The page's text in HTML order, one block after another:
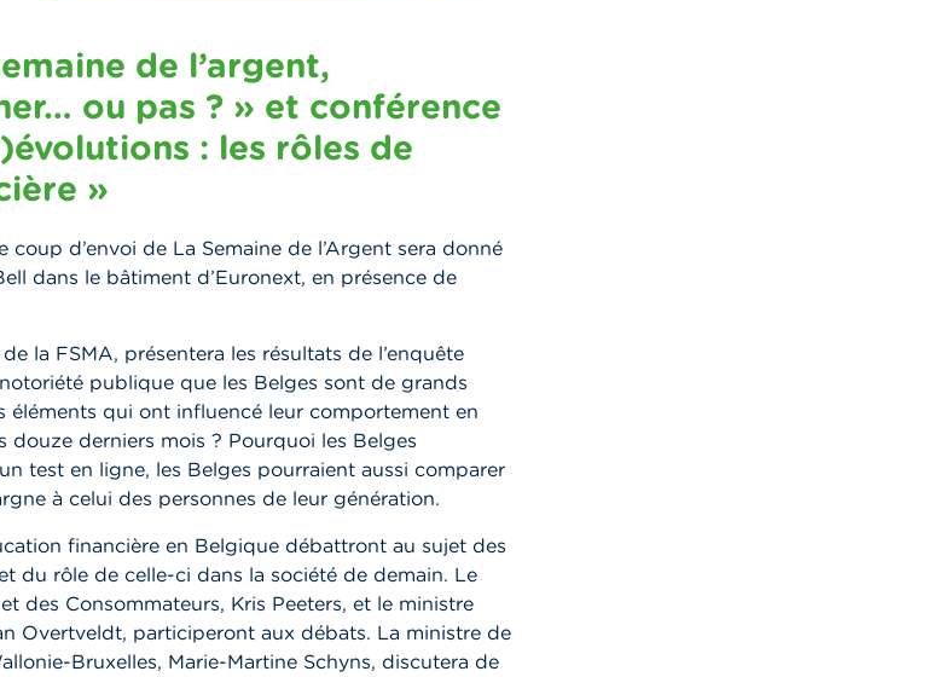
de l’argent,
ou pas ? » et conférence
: les rôles de
»
coup d’envoi de La Semaine de l’Argent sera donné
dans le bâtiment d’Euronext, en présence de
la FSMA, présentera les résultats de l’enquête
publique que les Belges sont de grands
éléments qui ont influencé leur comportement en
douze derniers mois ? Pourquoi les Belges
test en ligne, les Belges pourraient aussi comparer
à celui des personnes de leur génération.
financière en Belgique débattront au sujet des
du rôle de celle-ci dans la société de demain. Le
des Consommateurs, Kris Peeters, et le ministre
Overtveldt, participeront aux débats. La ministre de
Bruxelles, Marie-Martine Schyns, discutera de